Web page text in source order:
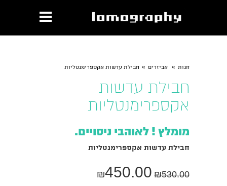
חנות » אביזרים » חבילת עדשות אקספרימנטליות
חבילת עדשות
אקספרימנטליות
מומלץ ! לאוהבי ניסויים.
חבילת עדשות אקספרימנטליות
₪530.00
₪450.00